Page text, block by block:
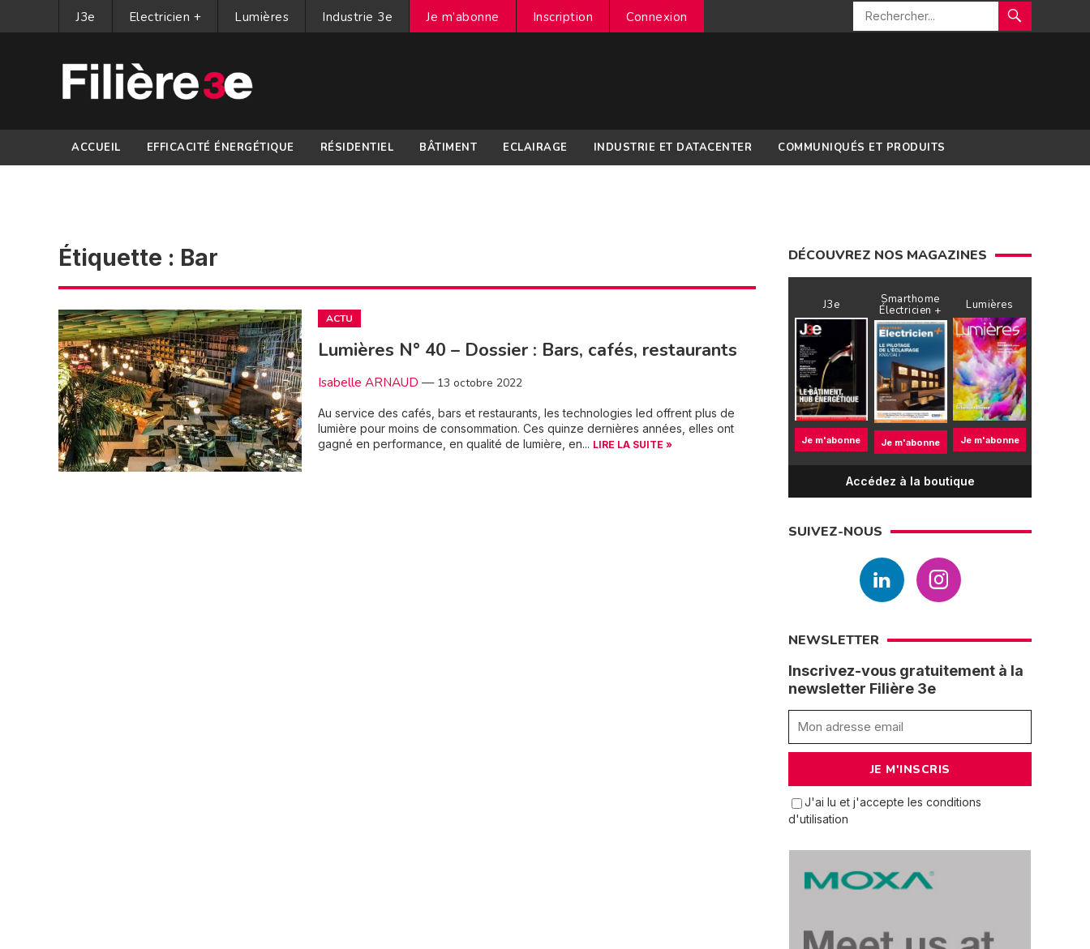
J3e Electricien + Lumières Industrie 3e Je m’abonne Inscription Connexion
ACCUEIL EFFICACITÉ ÉNERGÉTIQUE RÉSIDENTIEL BÂTIMENT ECLAIRAGE INDUSTRIE ET DATACENTER COMMUNIQUÉS ET PRODUITS
Étiquette : Bar
ACTU
Lumières N° 40 – Dossier : Bars, cafés, restaurants
Isabelle ARNAUD — 13 octobre 2022
Au service des cafés, bars et restaurants, les technologies led offrent plus de
lumière pour moins de consommation. Ces quinze dernières années, elles ont
gagné en performance, en qualité de lumière, en... LIRE LA SUITE »
DÉCOUVREZ NOS MAGAZINES
J3e
Je m'abonne
Smarthome
Électricien +
Je m'abonne
Lumières
Je m'abonne
Accédez à la boutique
SUIVEZ-NOUS
NEWSLETTER
Inscrivez-vous gratuitement à la
newsletter Filière 3e
J'ai lu et j'accepte les conditions
d'utilisation